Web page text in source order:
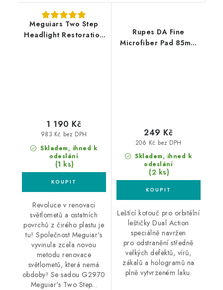
Meguiars Two Step
Headlight Restoration
Skladem, ihned k
odeslání
(1 ks)
983 Kč bez DPH
1 190 Kč
Revoluce v renovaci
světlometů a ostatních
povrchů z čirého plastu je
tu! Společnost Meguiar's
vyvinula zcela novou
metodu renovace
světlometů, která nemá
obdoby! Se sadou G2970
Meguiar's Two Step...
Rupes DA Fine
Microfiber Pad 85mm
Skladem, ihned k
odeslání
(2 ks)
206 Kč bez DPH
249 Kč
Leštící kotouč pro orbitální
leštičky Dual Action
speciálně navržen
pro odstranění středně
velkých defektů, vírů,
zákalů a hologramů na
plně vytvrzeném laku.